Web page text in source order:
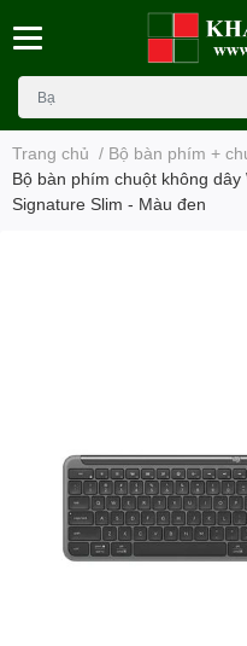
Trang chủ / Bộ bàn phím +
Bộ bàn phím chuột không
Signature Slim - Màu đen